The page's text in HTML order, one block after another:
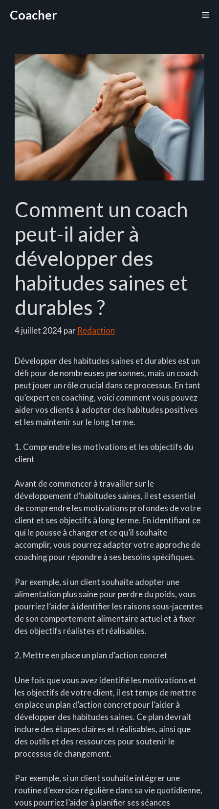
Coacher
Comment un coach
peut-il aider à
développer des
habitudes saines et
durables ?
4 juillet 2024par Redaction
Développer des habitudes saines et durables est un
défi pour de nombreuses personnes, mais un coach
peut jouer un rôle crucial dans ce processus. En tant
qu’expert en coaching, voici comment vous pouvez
aider vos clients à adopter des habitudes positives
et les maintenir sur le long terme.
1. Comprendre les motivations et les objectifs du
client
Avant de commencer à travailler sur le
développement d’habitudes saines, il est essentiel
de comprendre les motivations profondes de votre
client et ses objectifs à long terme. En identifiant ce
qui le pousse à changer et ce qu’il souhaite
accomplir, vous pourrez adapter votre approche de
coaching pour répondre à ses besoins spécifiques.
Par exemple, si un client souhaite adopter une
alimentation plus saine pour perdre du poids, vous
pourriez l’aider à identifier les raisons sous-jacentes
de son comportement alimentaire actuel et à fixer
des objectifs réalistes et réalisables.
2. Mettre en place un plan d’action concret
Une fois que vous avez identifié les motivations et
les objectifs de votre client, il est temps de mettre
en place un plan d’action concret pour l’aider à
développer des habitudes saines. Ce plan devrait
inclure des étapes claires et réalisables, ainsi que
des outils et des ressources pour soutenir le
processus de changement.
Par exemple, si un client souhaite intégrer une
routine d’exercice régulière dans sa vie quotidienne,
vous pourriez l’aider à planifier ses séances